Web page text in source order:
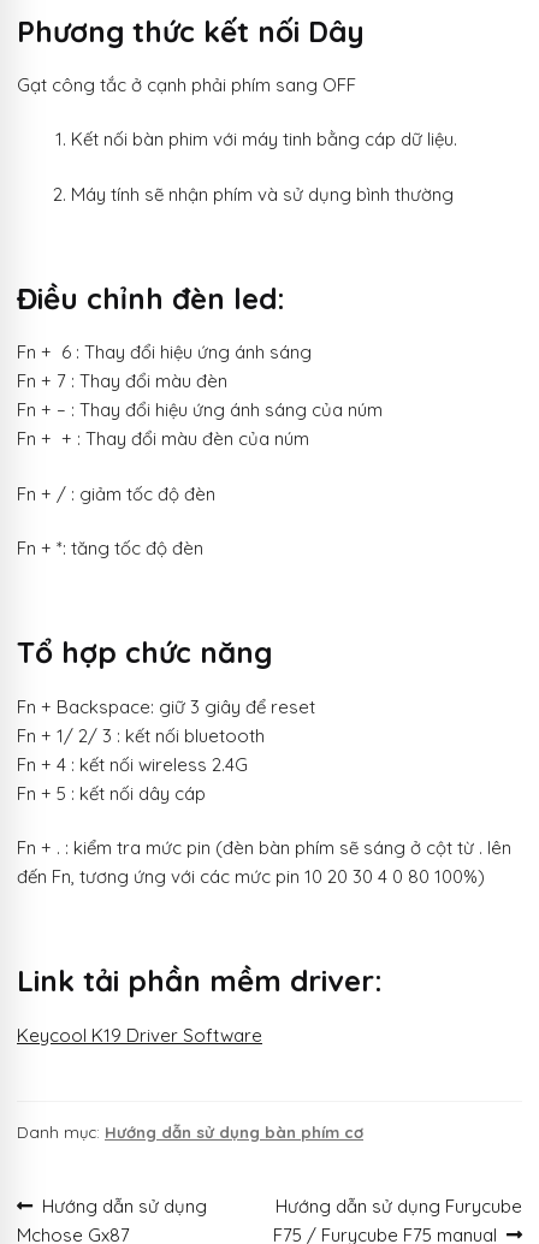
Phương thức kết nối Dây
Gạt công tắc ở cạnh phải phím sang OFF
Kết nối bàn phim với máy tinh bằng cáp dữ liệu.
Máy tính sẽ nhận phím và sử dụng bình thường
Điều chỉnh đèn led:
Fn + 6 : Thay đổi hiệu ứng ánh sáng
Fn + 7 : Thay đổi màu đèn
Fn + – : Thay đổi hiệu ứng ánh sáng của núm
Fn + + : Thay đổi màu đèn của núm
Fn + / : giảm tốc độ đèn
Fn + *: tăng tốc độ đèn
Tổ hợp chức năng
Fn + Backspace: giữ 3 giây để reset
Fn + 1/ 2/ 3 : kết nối bluetooth
Fn + 4 : kết nối wireless 2.4G
Fn + 5 : kết nối dây cáp
Fn + . : kiểm tra mức pin (đèn bàn phím sẽ sáng ở cột từ . lên
đến Fn, tương ứng với các mức pin 10 20 30 4 0 80 100%)
Link tải phần mềm driver:
Keycool K19 Driver Software
Danh mục: Hướng dẫn sử dụng bàn phím cơ
Điều
Bài
trước:
Hướng dẫn sử dụng
Mchose Gx87
Bài
tiếp
Hướng dẫn sử dụng Furycube
F75 / Furycube F75 manual